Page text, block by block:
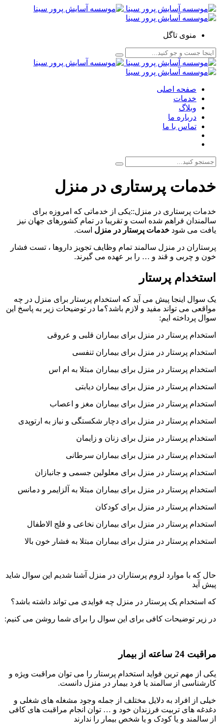
منوی تاگل
صفحه اصلی
خدمات
وبلاگ
درباره ما
تماس با ما
خدمات پرستاری در منزل
خدمات پرستاری در منزل::یکی از خدماتی که امروزه برای
سالمندان فراهم شده است و تقریبا در تمام کشورهای جهان نیز
یافت می شود خدمات پرستار در منزل است.
پرستاران در منزل سالمند تمام وظایف تجویز داروها ، تست فشار
خون و چربی و قند و … را بر عهده می گیرند.
استخدام پرستار
یک سوال اینجا پیش می آید که استخدام پرستار برای منزل در چه
مواقعی می تواند مفید و لازم باشد؟ما در توضیحات زیر به پاسخ این
سوال پرداخته ایم:
استخدام پرستار در منزل برای بیماران قلبی و عروقی
استخدام پرستار در منزل برای بیماران تنفسی
استخدام پرستار در منزل برای بیماران مبتلا به ام اس
استخدام پرستار در منزل برای بیماران دیابتی
استخدام پرستار در منزل برای بیماران مغز و اعصاب
استخدام پرستار در منزل برای دچار شکستگی و نیاز به ارتوپدی
استخدام پرستار در منزل برای زنان و زایمان
استخدام پرستار در منزل برای بیماران سرطانی
استخدام پرستار در منزل برای معلولین جسمی و جانبازان
استخدام پرستار در منزل برای بیماران مبتلا به آلزایمر و دمانس
استخدام پرستار در منزل برای کودکان
استخدام پرستار در منزل برای بیماران نخاعی و فلج الاطفال
استخدام پرستار در منزل برای بیماران مبتلا به فشار خون بالا
حال که با موارد لزوم پرستاران در منزل آشنا شدیم این سوال شاید
پیش آید
که استخدام یک پرستار در منزل چه فوایدی می تواند داشته باشد؟
در زیر توضیحات کافی برای این سوال را برای شما روشن می کنیم:
مراقبت 24 ساعته از بیمار
یکی از مهم ترین فواید استخدام پرستار را می توان مراقبت ویژه و
کارشناسی از سالمند یا فرد بیمار در منزل دانست.
خیلی از افراد به دلایل مختلف از جمله وجود مشغله های شغلی و
دغدغه های تربیت فرزندان خود و … توان انجام مراقبت های کافی
از سالمند و یا کودک و یا شخص بیمار را ندارند